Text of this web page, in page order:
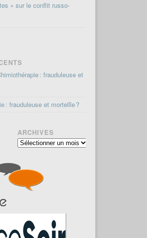
» sur le conflit russo-
: frauduleuse et
: frauduleuse et mortellle ?
ARCHIVES
Archives